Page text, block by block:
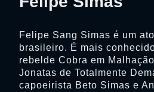
Felipe Sang Simas é um
brasileiro. É mais
rebelde Cobra em
Jonatas de Totalmente
capoeirista Beto Simas e